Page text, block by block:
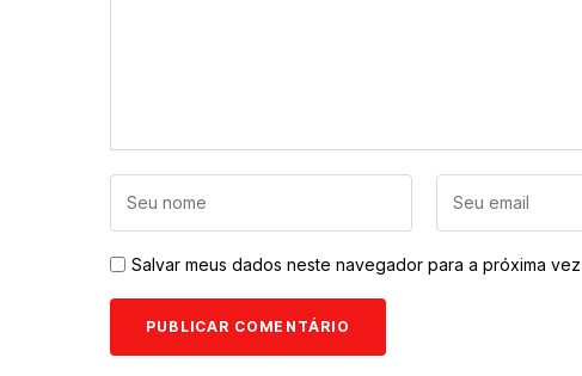
Salvar meus dados neste navegador para a próxima